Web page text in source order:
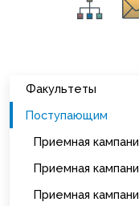
Факультеты
Поступающим
Приемная
Приемная
Приемная